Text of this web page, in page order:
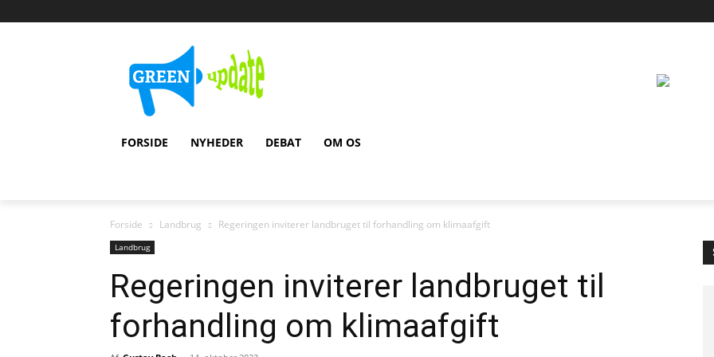
FORSIDE NYHEDER DEBAT OM OS
Forside Landbrug Regeringen inviterer landbruget til forhandling om klimaafgift
Landbrug
Regeringen inviterer landbruget til
forhandling om klimaafgift